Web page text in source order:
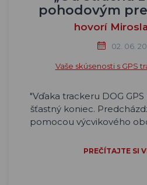
pohodovým
hovorí
02. 06.
Vaše skúsenosti s GPS
"Vďaka trackeru DOG
šťastný koniec.
pomocou výcvikového
PREČÍTAJTE SI